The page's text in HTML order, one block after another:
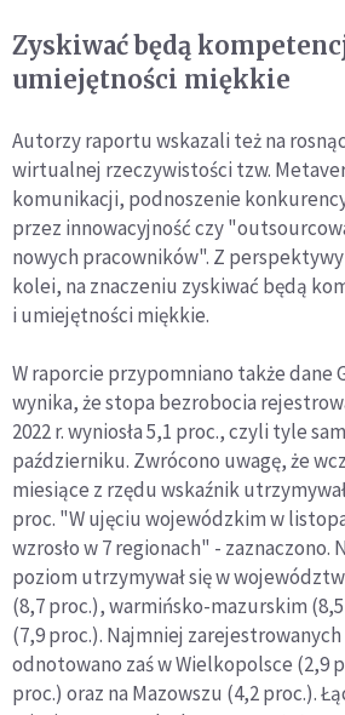
Zyskiwać będą
umiejętności miękkie
Autorzy raportu wskazali też na
wirtualnej rzeczywistości tzw.
komunikacji, podnoszenie
przez innowacyjność czy
nowych pracowników". Z
kolei, na znaczeniu zyskiwać będą
i umiejętności miękkie.
W raporcie przypomniano także dane
wynika, że stopa bezrobocia
2022 r. wyniosła 5,1 proc., czyli tyle
październiku. Zwrócono uwagę, że
miesiące z rzędu wskaźnik
proc. "W ujęciu wojewódzkim w
wzrosło w 7 regionach" - zaznaczono.
poziom utrzymywał się w
(8,7 proc.), warmińsko-mazurskim
(7,9 proc.). Najmniej
odnotowano zaś w Wielkopolsce (2,9
proc.) oraz na Mazowszu (4,2 proc.).